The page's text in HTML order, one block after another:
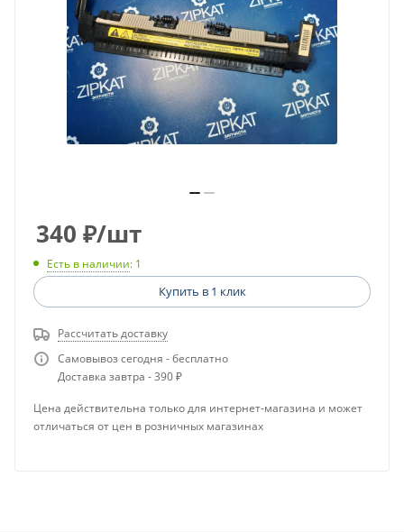
340 ₽/шт
Есть в наличии: 1
Купить в 1 клик
Рассчитать доставку
Самовывоз сегодня - бесплатно
Доставка завтра - 390 ₽
Цена действительна только для интернет-магазина и может
отличаться от цен в розничных магазинах